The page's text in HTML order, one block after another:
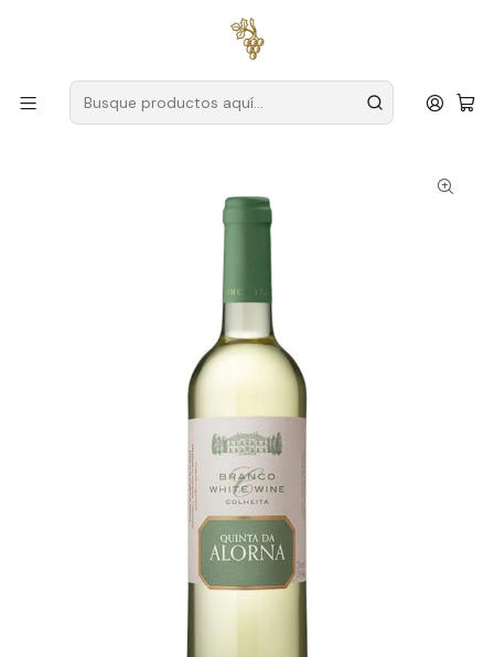
para pedidos superiores a
Productores Tajo
Granja Alorna
Quinta da Alorna Lutra Tejo Branco 75cl